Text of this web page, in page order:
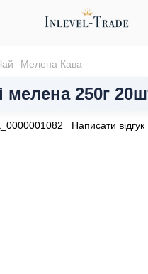
Мелена Кава
мелена 250г
Написати відгук